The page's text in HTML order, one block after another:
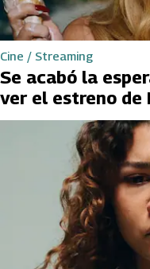
Cine / Streaming
Se acabó la
ver el estreno de